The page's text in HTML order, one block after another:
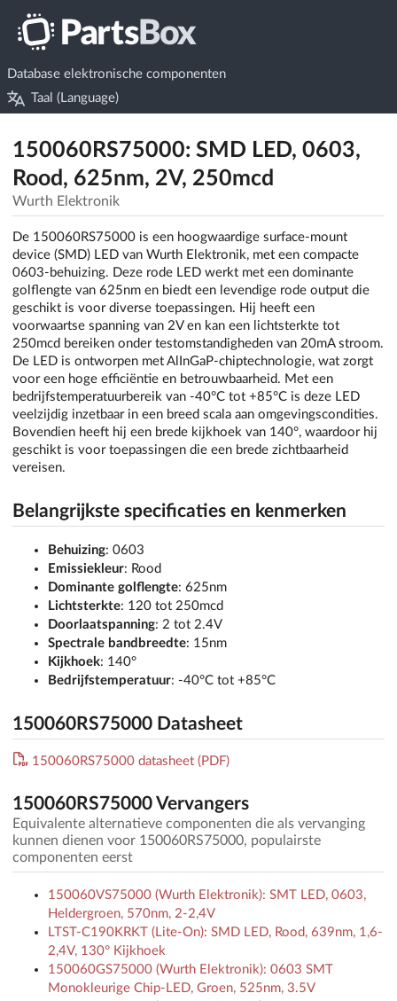
Database elektronische componenten
Taal (Language)
150060RS75000: SMD LED, 0603,
Rood, 625nm, 2V, 250mcd
Wurth Elektronik
De 150060RS75000 is een hoogwaardige surface-mount
device (SMD) LED van Wurth Elektronik, met een compacte
0603-behuizing. Deze rode LED werkt met een dominante
golflengte van 625nm en biedt een levendige rode output die
geschikt is voor diverse toepassingen. Hij heeft een
voorwaartse spanning van 2V en kan een lichtsterkte tot
250mcd bereiken onder testomstandigheden van 20mA stroom.
De LED is ontworpen met AlInGaP-chiptechnologie, wat zorgt
voor een hoge efficiëntie en betrouwbaarheid. Met een
bedrijfstemperatuurbereik van -40°C tot +85°C is deze LED
veelzijdig inzetbaar in een breed scala aan omgevingscondities.
Bovendien heeft hij een brede kijkhoek van 140°, waardoor hij
geschikt is voor toepassingen die een brede zichtbaarheid
vereisen.
Belangrijkste specificaties en kenmerken
Behuizing: 0603
Emissiekleur: Rood
Dominante golflengte: 625nm
Lichtsterkte: 120 tot 250mcd
Doorlaatspanning: 2 tot 2.4V
Spectrale bandbreedte: 15nm
Kijkhoek: 140°
Bedrijfstemperatuur: -40°C tot +85°C
150060RS75000 Datasheet
150060RS75000 datasheet (PDF)
150060RS75000 Vervangers
Equivalente alternatieve componenten die als vervanging
kunnen dienen voor 150060RS75000, populairste
componenten eerst
150060VS75000 (Wurth Elektronik): SMT LED, 0603,
Heldergroen, 570nm, 2-2,4V
LTST-C190KRKT (Lite-On): SMD LED, Rood, 639nm, 1,6-
2,4V, 130° Kijkhoek
150060GS75000 (Wurth Elektronik): 0603 SMT
Monokleurige Chip-LED, Groen, 525nm, 3.5V